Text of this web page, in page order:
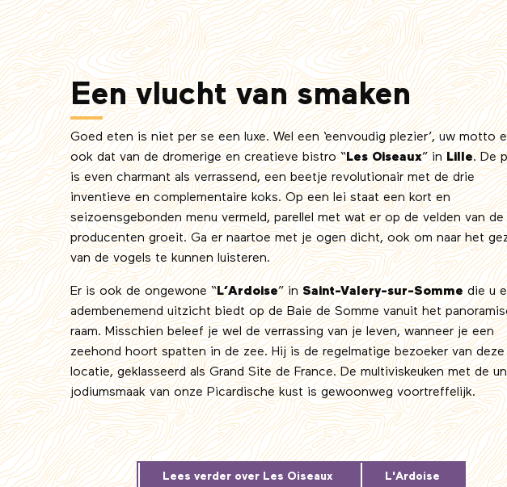
Een vlucht van smaken
Goed eten is niet per se een luxe. Wel een ‘eenvoudig plezier’, uw motto
ook dat van de dromerige en creatieve bistro “Les Oiseaux” in Lille. De
is even charmant als verrassend, een beetje revolutionair met de drie
inventieve en complementaire koks. Op een lei staat een kort en
seizoensgebonden menu vermeld, parellel met wat er op de velden van de
producenten groeit. Ga er naartoe met je ogen dicht, ook om naar het
van de vogels te kunnen luisteren.
Er is ook de ongewone “L’Ardoise” inSaint-Valery-sur-Somme die u
adembenemend uitzicht biedt op de Baie de Somme vanuit het
raam. Misschien beleef je wel de verrassing van je leven, wanneer je een
zeehond hoort spatten in de zee. Hij is de regelmatige bezoeker van deze
locatie, geklasseerd als Grand Site de France. De multiviskeuken met de
jodiumsmaak van onze Picardische kust is gewoonweg voortreffelijk.
Lees verder over Les Oiseaux L'Ardoise